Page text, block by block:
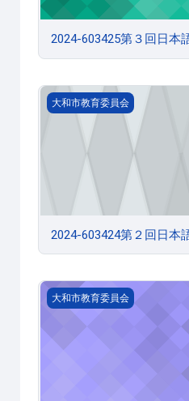
2024-603425第３回日本
2024-603424第２回日本語
大和市教育委員会
2024-603424第２回日本
2024-603423第１回日本語
大和市教育委員会